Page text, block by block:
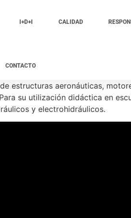
I+D+I CALIDAD
CONTACTO
estructuras aeronáuticas,
su utilización didáctica en
y electrohidráulicos.